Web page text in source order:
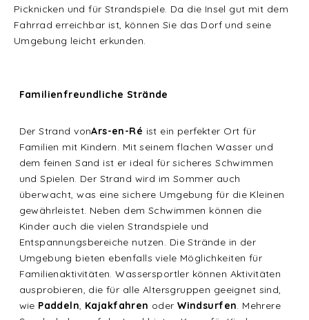
Picknicken und für Strandspiele. Da die Insel gut mit dem
Fahrrad erreichbar ist, können Sie das Dorf und seine
Umgebung leicht erkunden.
Familienfreundliche Strände
Der Strand vonArs-en-Ré ist ein perfekter Ort für
Familien mit Kindern. Mit seinem flachen Wasser und
dem feinen Sand ist er ideal für sicheres Schwimmen
und Spielen. Der Strand wird im Sommer auch
überwacht, was eine sichere Umgebung für die Kleinen
gewährleistet. Neben dem Schwimmen können die
Kinder auch die vielen Strandspiele und
Entspannungsbereiche nutzen. Die Strände in der
Umgebung bieten ebenfalls viele Möglichkeiten für
Familienaktivitäten. Wassersportler können Aktivitäten
ausprobieren, die für alle Altersgruppen geeignet sind,
wie Paddeln, Kajakfahren oderWindsurfen. Mehrere